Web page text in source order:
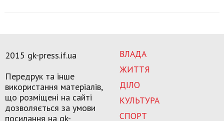
ВЛАДА
ЖИТТЯ
ДІЛО
КУЛЬТУРА
СПОРТ
2015 gk-press.if.ua
Передрук та інше
використання матеріалів,
що розміщені на сайті
дозволяється за умови
посилання на gk-